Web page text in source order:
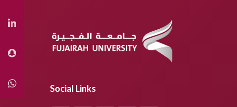
Social Links